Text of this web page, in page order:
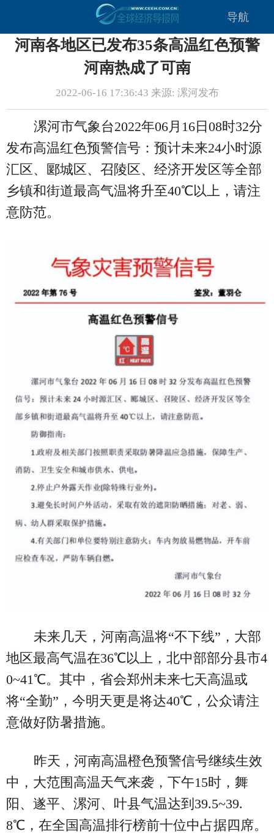
导航
河南各地区已发布35条高温红色预警
河南热成了可南
2022-06-16 17:36:43 来源: 漯河发布
漯河市气象台2022年06月16日08时32分
发布高温红色预警信号：预计未来24小时源
汇区、郾城区、召陵区、经济开发区等全部
乡镇和街道最高气温将升至40℃以上，请注
意防范。
未来几天，河南高温将“不下线”，大部
地区最高气温在36℃以上，北中部部分县市4
0~41℃。其中，省会郑州未来七天高温或
将“全勤”，今明天更是将达40℃，公众请注
意做好防暑措施。
昨天，河南高温橙色预警信号继续生效
中，大范围高温天气来袭，下午15时，舞
阳、遂平、漯河、叶县气温达到39.5~39.
8℃，在全国高温排行榜前十位中占据四席。